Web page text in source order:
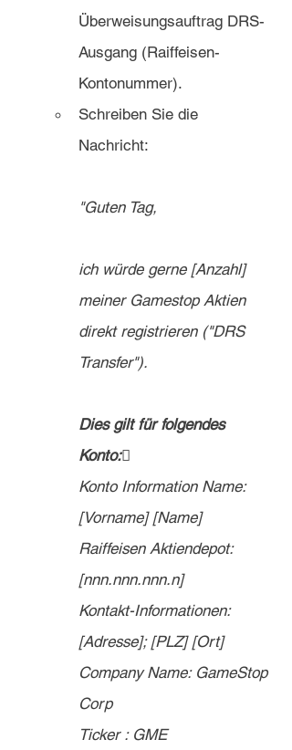
Überweisungsauftrag DRS-
Ausgang (Raiffeisen-
Kontonummer).
Schreiben Sie die
Nachricht:
"Guten Tag,
ich würde gerne [Anzahl]
meiner Gamestop Aktien
direkt registrieren ("DRS
Transfer").
Dies gilt für folgendes
Konto:
Konto Information Name:
[Vorname] [Name]
Raiffeisen Aktiendepot:
[nnn.nnn.nnn.n]
Kontakt-Informationen:
[Adresse]; [PLZ] [Ort]
Company Name: GameStop
Corp
Ticker : GME